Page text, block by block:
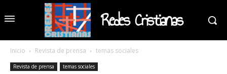
Redes Cristianas
Inicio Revista de prensa temas sociales
Revista de prensa temas sociales